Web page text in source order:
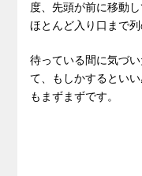
度、先頭が前に移動
ほとんど入り口まで
待っている間に気づ
て、もしかするとい
もまずまずです。